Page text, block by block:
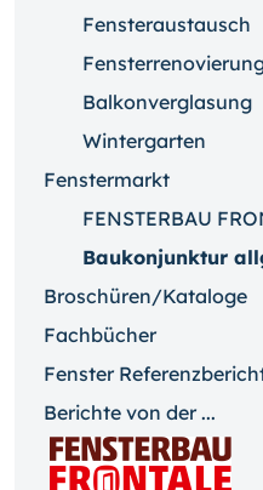
Fensteraustausch
Balkonverglasung
Wintergarten
Fenstermarkt
FENSTERBAU
Baukonjunktur
Broschüren/Kataloge
Fachbücher
Fenster
Berichte von der ...